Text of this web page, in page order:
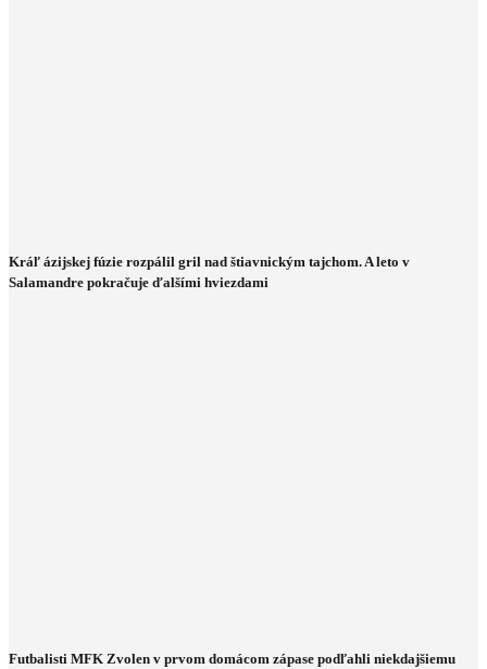
Kráľ ázijskej fúzie rozpálil gril nad štiavnickým tajchom. A leto v
Salamandre pokračuje ďalšími hviezdami
Futbalisti MFK Zvolen v prvom domácom zápase podľahli niekdajšiemu